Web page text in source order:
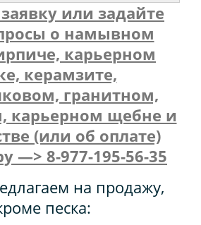
или задайте
о намывном
карьерном
керамзите,
гранитном,
карьерном щебне и
(или об оплате)
—> 8-977-195-56-35
на продажу,
песка: